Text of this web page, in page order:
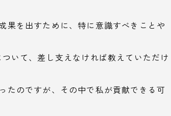
果を出すために、特に意識すべきことや
いて、差し支えなければ教えていただけ
たのですが、その中で私が貢献できる可